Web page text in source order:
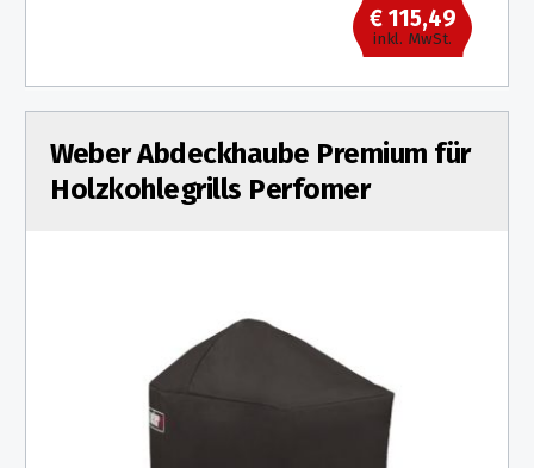
€ 115,49
inkl. MwSt.
Weber Abdeckhaube Premium für
Holzkohlegrills Perfomer